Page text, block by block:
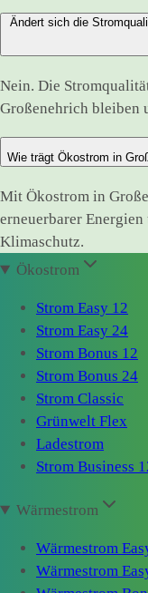
Ändert sich die
Nein. Die
Großenehrich bleiben
Wie trägt Ökostrom in
Mit Ökostrom in
erneuerbarer
Klimaschutz.
Ökostrom
Strom Easy 12
Strom Easy 24
Strom Bonus 12
Strom Bonus 24
Strom Classic
Grünwelt Flex
Ladestrom
Strom Business
Wärmestrom
Wärmestrom
Wärmestrom